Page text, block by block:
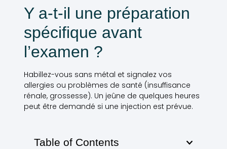
Y a-t-il une préparation
spécifique avant
l’examen ?
Habillez-vous sans métal et signalez vos
allergies ou problèmes de santé (insuffisance
rénale, grossesse). Un jeûne de quelques heures
peut être demandé si une injection est prévue.
Table of Contents